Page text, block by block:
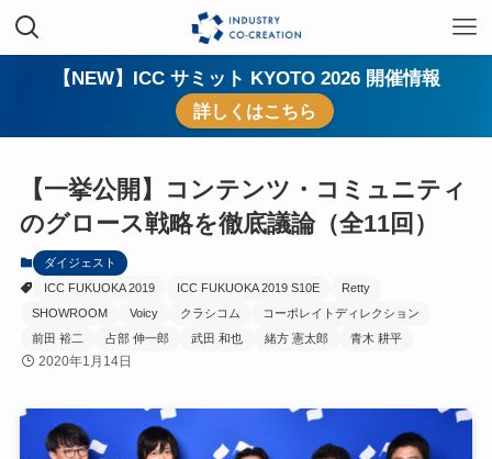
【NEW】ICC サミット KYOTO 2026 開催情報
詳しくはこちら
【一挙公開】コンテンツ・コミュニティ
のグロース戦略を徹底議論（全11回）
ダイジェスト
ICC FUKUOKA 2019
ICC FUKUOKA 2019 S10E
Retty
SHOWROOM
Voicy クラシコム
コーポレイトディレクション
前田 裕二
占部 伸一郎 武田 和也 緒方 憲太郎 青木 耕平
2020年1月14日